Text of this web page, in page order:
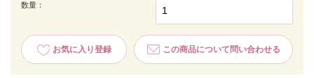
数量：
お気に入り登録 この商品について問い合わせる